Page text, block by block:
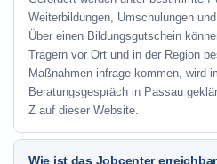
Weiterbildungen, Umschulungen
Über einen Bildungsgutschein
Trägern vor Ort und in der Region
Maßnahmen infrage kommen, wird
Beratungsgespräch in Passau
Z auf dieser Website.
Wie ist das Jobcenter